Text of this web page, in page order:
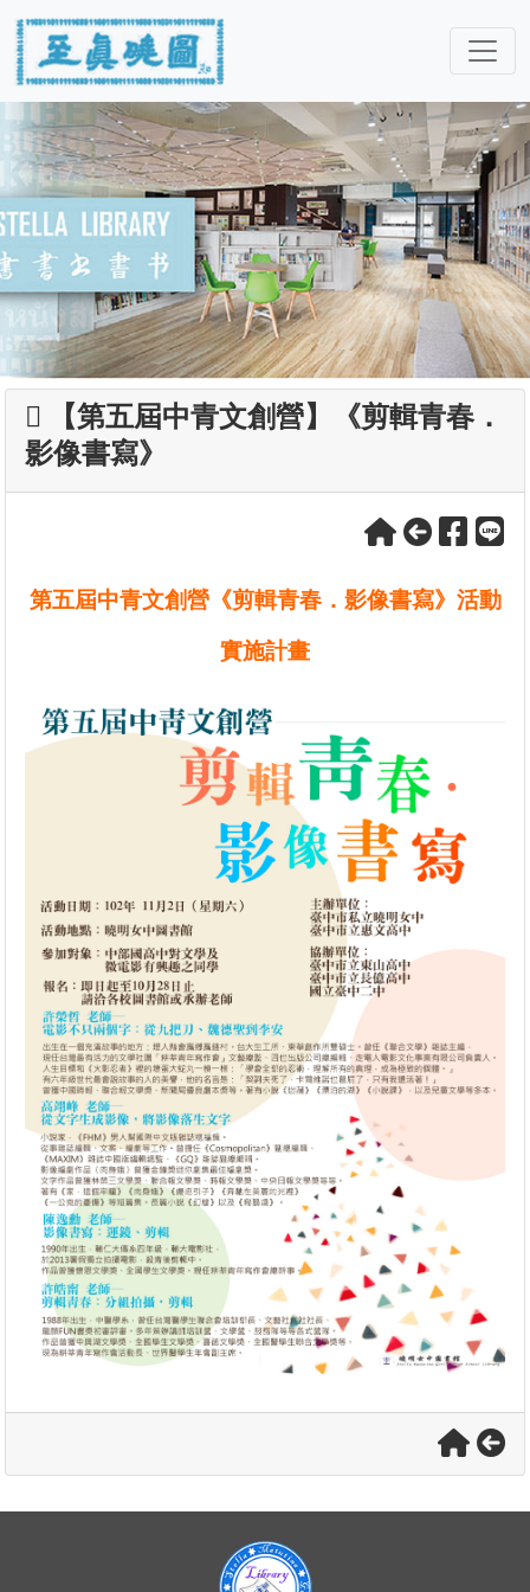
【第五屆中青文創營】《剪輯青春．
影像書寫》
第五屆中青文創營《剪輯青春．影像書寫》活動
實施計畫